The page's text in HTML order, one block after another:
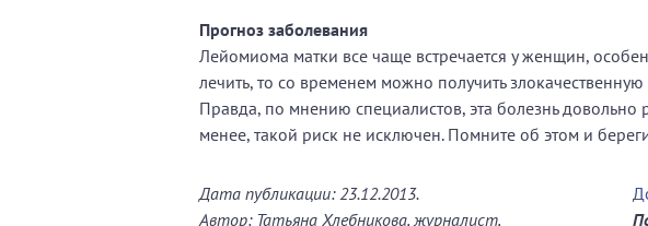
Прогноз заболевания
Лейомиома матки все чаще встречается у женщин,
лечить, то со временем можно получить злокачественную
Правда, по мнению специалистов, эта болезнь довольно
менее, такой риск не исключен. Помните об этом и
Дата публикации: 23.12.2013.
Автор: Татьяна Хлебникова, журналист,